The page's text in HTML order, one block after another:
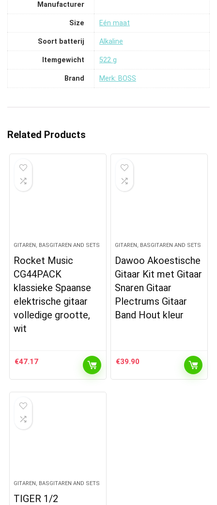
Manufacturer
Size ‎Eén maat
Soort batterij ‎Alkaline
Itemgewicht ‎522 g
Brand Merk: BOSS
Related Products
GITAREN, BASGITAREN AND SETS
Rocket Music
CG44PACK
klassieke Spaanse
elektrische gitaar
volledige grootte,
wit
€47.17
GITAREN, BASGITAREN AND SETS
Dawoo Akoestische
Gitaar Kit met Gitaar
Snaren Gitaar
Plectrums Gitaar
Band Hout kleur
€39.90
GITAREN, BASGITAREN AND SETS
TIGER 1/2